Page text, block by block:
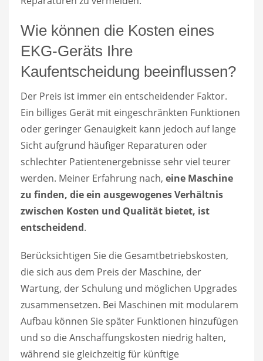
Wie können die Kosten eines
EKG-Geräts Ihre
Kaufentscheidung beeinflussen?
Der Preis ist immer ein entscheidender Faktor.
Ein billiges Gerät mit eingeschränkten Funktionen
oder geringer Genauigkeit kann jedoch auf lange
Sicht aufgrund häufiger Reparaturen oder
schlechter Patientenergebnisse sehr viel teurer
werden. Meiner Erfahrung nach, eine Maschine
zu finden, die ein ausgewogenes Verhältnis
zwischen Kosten und Qualität bietet, ist
entscheidend.
Berücksichtigen Sie die Gesamtbetriebskosten,
die sich aus dem Preis der Maschine, der
Wartung, der Schulung und möglichen Upgrades
zusammensetzen. Bei Maschinen mit modularem
Aufbau können Sie später Funktionen hinzufügen
und so die Anschaffungskosten niedrig halten,
während sie gleichzeitig für künftige